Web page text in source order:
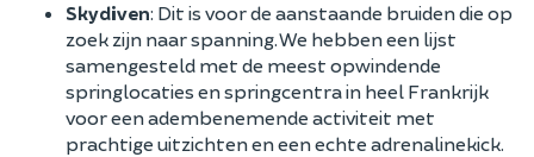
Skydiven: Dit is voor de aanstaande bruiden die op
zoek zijn naar spanning. We hebben een lijst
samengesteld met de meest opwindende
springlocaties en springcentra in heel Frankrijk
voor een adembenemende activiteit met
prachtige uitzichten en een echte adrenalinekick.